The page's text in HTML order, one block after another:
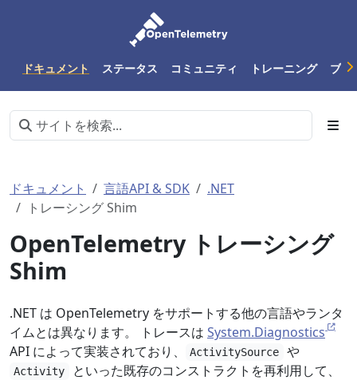
ドキュメント ステータス コミュニティ トレーニング ブロ
ドキュメント 言語API & SDK
.NET
トレーシング Shim
OpenTelemetry トレーシング
Shim
.NET は OpenTelemetry をサポートする他の言語やランタ
イムとは異なります。 トレースは System.Diagnostics
API によって実装されており、
ActivitySource や
Activity
といった既存のコンストラクトを再利用して、